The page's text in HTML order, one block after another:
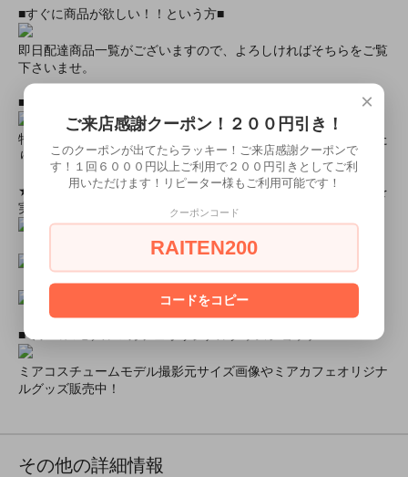
■すぐに商品が欲しい！！という方■
即日配達商品一覧がございますので、よろしければそちらをご覧
下さいませ。
■とにかく安くて高品質な商品が欲しい！という方■
特別割引商品を掲載しています！最大８０％引きの商品もあった
りします！
★ミアカフェ・ミアリラではミアコス衣装を着用したイベントを
実施中★
■ミアコスモデル＆カフェオリジナルグッズショップ■
ミアコスチュームモデル撮影元サイズ画像やミアカフェオリジナ
ルグッズ販売中！
その他の詳細情報
×
ご来店感謝クーポン！２００円引き！
このクーポンが出てたらラッキー！ご来店感謝クーポンで
す！１回６０００円以上ご利用で２００円引きとしてご利
用いただけます！リピーター様もご利用可能です！
クーポンコード
RAITEN200
コードをコピー